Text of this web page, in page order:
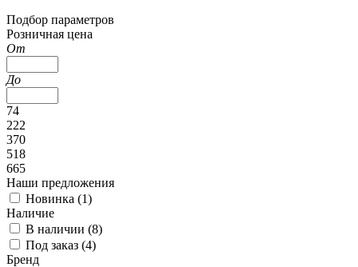
Подбор параметров
Розничная цена
От
До
74
222
370
518
665
Наши предложения
Новинка (1)
Наличие
В наличии (8)
Под заказ (4)
Бренд